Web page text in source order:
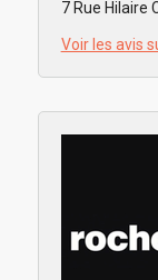
7 Rue Hilaire
Voir les avis